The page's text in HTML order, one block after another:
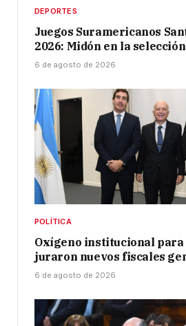
DEPORTES
Juegos Suramericanos
2026: Midón en la
6 de agosto de 2026
POLÍTICA
Oxígeno institucional para
juraron nuevos fiscales
6 de agosto de 2026